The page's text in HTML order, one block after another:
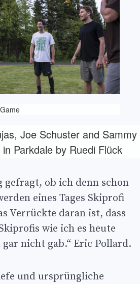
Joe Schuster and Sammy
Parkdale by Ruedi Flück
gefragt, ob ich denn schon
eines Tages Skiprofi
Verrückte daran ist, dass
wie ich es heute
nicht gab.“ Eric Pollard.
und ursprüngliche